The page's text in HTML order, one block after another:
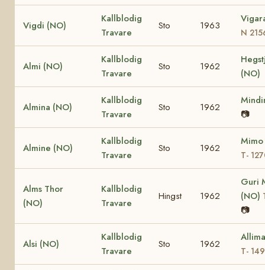
Vigdi (NO)
Kallblodig
Travare
Sto 1963
N
Almi (NO)
Kallblodig
Travare
Sto 1962
(NO)
Almina (NO)
Kallblodig
Travare
Sto 1962
📷
Almine (NO)
Kallblodig
Travare
Sto 1962
T-
Alms Thor
(NO)
Kallblodig
Travare
Hingst 1962
Guri
(NO)
📷
Alsi (NO)
Kallblodig
Travare
Sto 1962
T-